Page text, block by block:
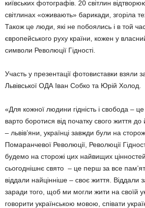
київських фотографів. 20 світлин
світлинах «оживають» барикади, згоріла
Також це люди, які не побоялись і в той
європейського руху країни, кожен у
символи Революції Гідності.
Участь у презентації фотовиставки взяли
Львівської ОДА Іван Собко та Юрій Холод.
«Для кожної людини гідність і свобода – це
варто боротися від початку свого життя
– львів’яни, українці завжди були на
Помаранчевої Революції, Революції
будемо на сторожі цих найвищих
сьогоднішнє свято – це перш за все
віддали найцінніше – своє життя. Віддали
заради того, щоб ми могли жити на своїй
говорити українською мовою, співати